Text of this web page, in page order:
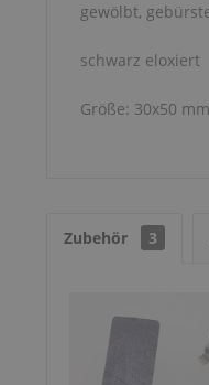
gewölbt,
schwarz eloxiert
Größe: 30x50 mm
Zubehör 3